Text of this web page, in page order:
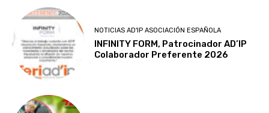
NOTICIAS AD'IP ASOCIACIÓN ESPAÑOLA
INFINITY FORM, Patrocinador AD’IP
Colaborador Preferente 2026